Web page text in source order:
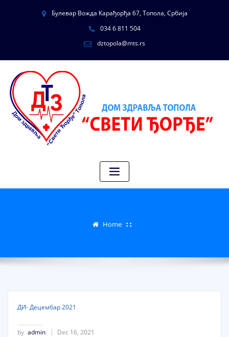
Булевар Вожда Карађорђа 67, Топола, Србија
034 6 811 504
dztopola@mts.rs
Home
ДИ- Децембар 2021
by admin Dec 16, 2021